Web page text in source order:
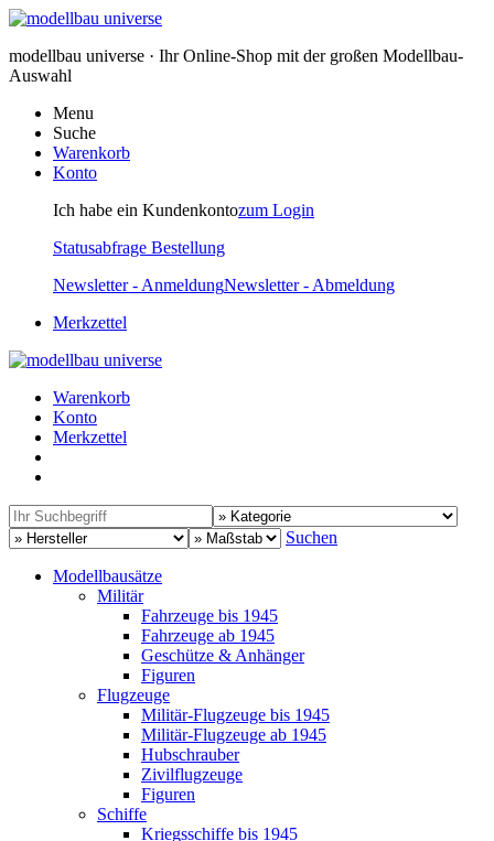
modellbau universe · Ihr Online-Shop mit der großen Modellbau-
Auswahl
Menu
Suche
Warenkorb
Konto
Ich habe ein Kundenkontozum Login
Statusabfrage Bestellung
Newsletter - AnmeldungNewsletter - Abmeldung
Merkzettel
Warenkorb
Konto
Merkzettel
Suchen
Modellbausätze
Militär
Fahrzeuge bis 1945
Fahrzeuge ab 1945
Geschütze & Anhänger
Figuren
Flugzeuge
Militär-Flugzeuge bis 1945
Militär-Flugzeuge ab 1945
Hubschrauber
Zivilflugzeuge
Figuren
Schiffe
Kriegsschiffe bis 1945